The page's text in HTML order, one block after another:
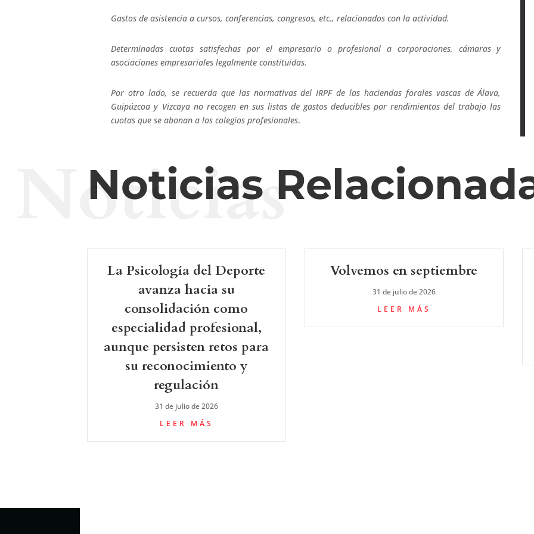
Gastos de asistencia a cursos, conferencias, congresos, etc., relacionados con la actividad.
Determinadas cuotas satisfechas por el empresario o profesional a corporaciones, cámaras y
asociaciones empresariales legalmente constituidas.
Por otro lado, se recuerda que las normativas del IRPF de las haciendas forales vascas de Álava,
Guipúzcoa y Vizcaya no recogen en sus listas de gastos deducibles por rendimientos del trabajo las
cuotas que se abonan a los colegios profesionales.
Noticias
Noticias
La Psicología del Deporte
avanza hacia su
consolidación como
especialidad profesional,
aunque persisten retos para
su reconocimiento y
regulación
31 de julio de 2026
LEER MÁS
Volvemos en septiembre
31 de julio de 2026
LEER MÁS